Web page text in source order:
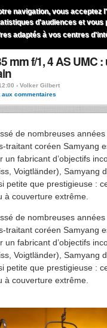
mm f/1, 4 AS UMC
› Volker Gilbert
aux commentaires
de nombreuses années
traitant coréen Samyang
un fabricant d’objectifs
Voigtländer), Samyang
petite que prestigieuse :
à couverture extrême.
de nombreuses années
traitant coréen Samyang
un fabricant d’objectifs
Voigtländer), Samyang
petite que prestigieuse :
à couverture extrême.
navigation, vous acceptez
d'audiences et vous
adaptés à vos centres